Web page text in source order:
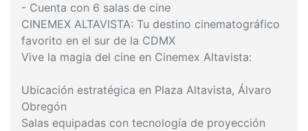
- Cuenta con 6 salas de cine
CINEMEX ALTAVISTA: Tu destino cinematográfico
favorito en el sur de la CDMX
Vive la magia del cine en Cinemex Altavista:
Ubicación estratégica en Plaza Altavista, Álvaro
Obregón
Salas equipadas con tecnología de proyección